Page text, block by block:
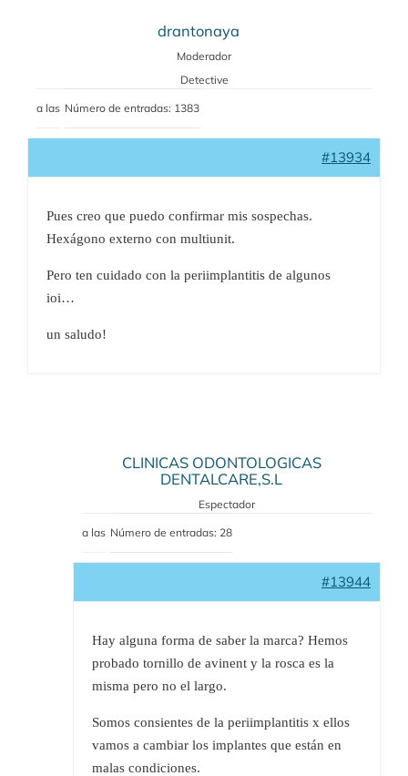
drantonaya
Moderador
Detective
a las Número de entradas: 1383
#13934
Pues creo que puedo confirmar mis sospechas.
Hexágono externo con multiunit.
Pero ten cuidado con la periimplantitis de algunos
ioi…
un saludo!
CLINICAS ODONTOLOGICAS
DENTALCARE,S.L
Espectador
a las Número de entradas: 28
#13944
Hay alguna forma de saber la marca? Hemos
probado tornillo de avinent y la rosca es la
misma pero no el largo.
Somos consientes de la periimplantitis x ellos
vamos a cambiar los implantes que están en
malas condiciones.